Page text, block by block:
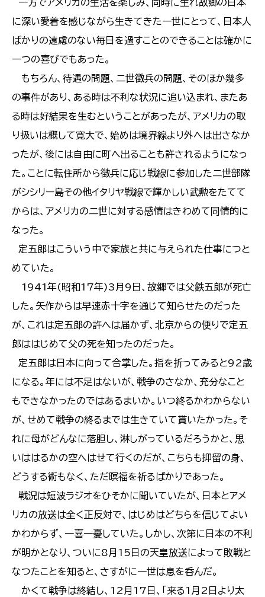
一方でアメリカの生活を楽しみ、同時に生れ故郷の日本
に深い愛着を感じながら生きてきた一世にとって、日本人
ばかりの遠慮のない毎日を過すことのできることは確かに
一つの喜びでもあった。
もちろん、待遇の問題、二世徴兵の問題、そのほか幾多
の事件があり、ある時は不利な状況に追い込まれ、またあ
る時は好結果を生むということがあったが、アメリカの取
り扱いは概して寛大で、始めは境界線より外へは出さなか
ったが、後には自由に町へ出ることも許されるようになっ
た。ことに転住所から徴兵に応じ戦線に参加した二世部隊
がシシリー島その他イタリヤ戦線で輝かしい武勲をたてて
からは、アメリカの二世に対する感情はきわめて同情的に
なった。
定五郎はこういう中で家族と共に与えられた仕事につと
めていた。
1941年(昭和17年)3月9日、故郷では父鉄五郎が死亡
した。矢作からは早速赤十字を通じて知らせたのだった
が、これは定五郎の許へは届かず、北京からの便りで定五
郎ははじめて父の死を知ったのだった。
定五郎は日本に向って合掌した。指を折ってみると92歳
になる。年には不足はないが、戦争のさなか、充分なこと
もできなかったのではあるまいか。いつ終るかわからない
が、せめて戦争の終るまでは生きていて貰いたかった。そ
れに母がどんなに落胆し、淋しがっているだろうかと、思
いははるかの空へはせて行くのだが、こちらも抑留の身、
どうする術もなく、ただ瞑福を祈るばかりであった。
戦況は短波ラジオをひそかに聞いていたが、日本とアメ
リカの放送は全く正反対で、はじめはどちらを信じてよい
かわからず、一喜一憂していた。しかし、次第に日本の不利
が明かとなり、ついに8月15日の天皇放送によって敗戦と
なつたことを知ると、さすがに一世は息を呑んだ。
かくて戦争は終結し、12月17日、「来る1月2日より太